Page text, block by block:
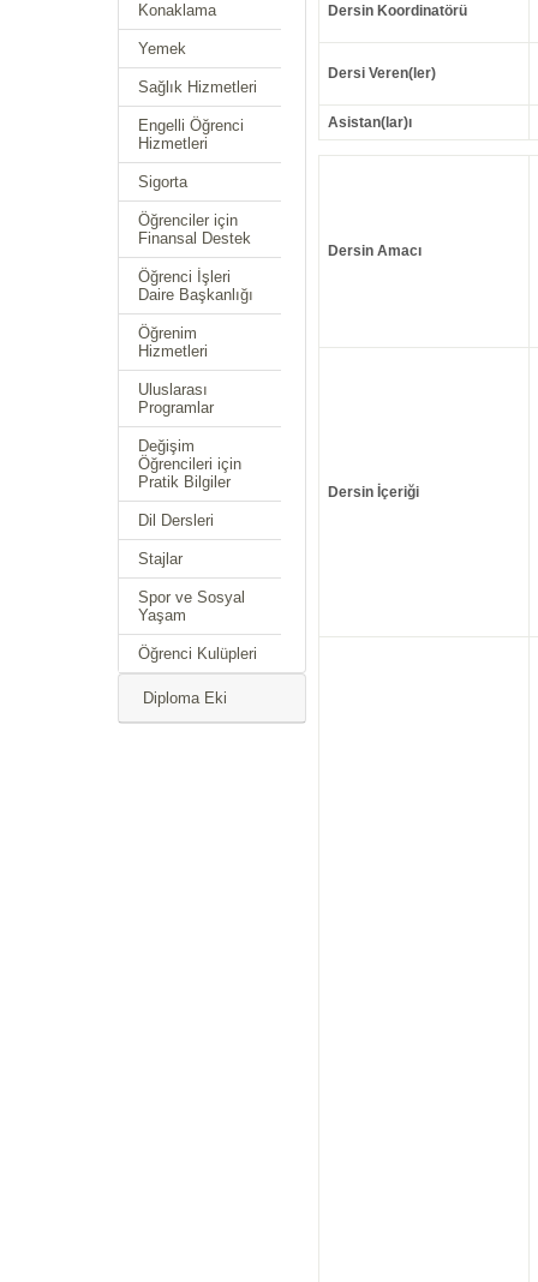
Konaklama
Yemek
Sağlık Hizmetleri
Engelli Öğrenci
Hizmetleri
Sigorta
Öğrenciler için
Finansal Destek
Öğrenci İşleri
Daire Başkanlığı
Öğrenim
Hizmetleri
Uluslarası
Programlar
Değişim
Öğrencileri için
Pratik Bilgiler
Dil Dersleri
Stajlar
Spor ve Sosyal
Yaşam
Öğrenci Kulüpleri
Diploma Eki
Dersin Koordinatörü
Dersi Veren(ler)
Asistan(lar)ı
Dersin Amacı
Dersin İçeriği